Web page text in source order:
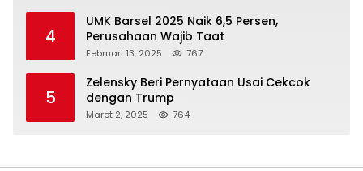
4
UMK Barsel 2025 Naik 6,5 Persen,
Perusahaan Wajib Taat
Februari 13, 2025 767
5
Zelensky Beri Pernyataan Usai Cekcok
dengan Trump
Maret 2, 2025 764